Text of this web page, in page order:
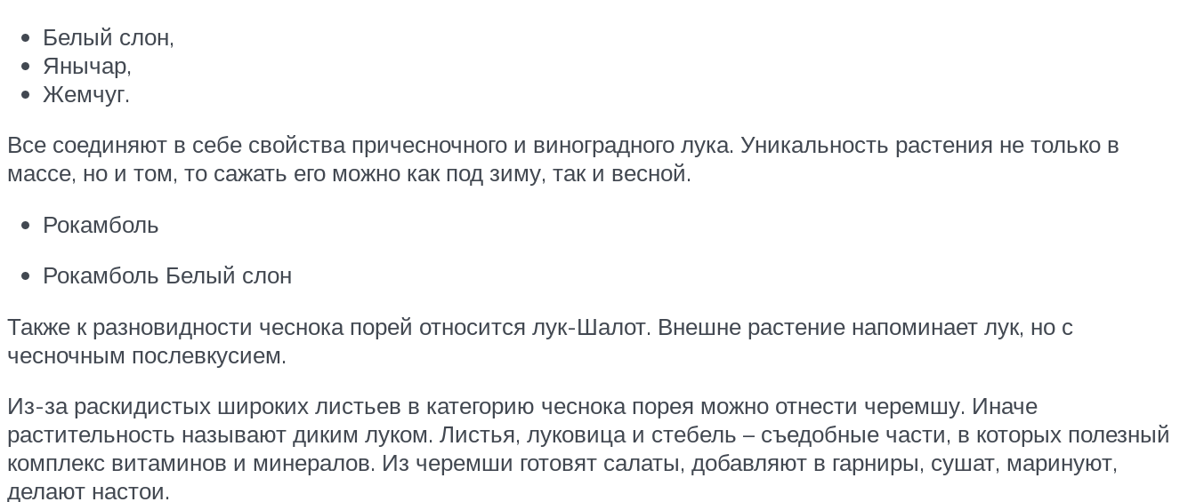
Белый слон,
Янычар,
Жемчуг.
Все соединяют в себе свойства причесночного и виноградного лука. Уникальность растения не только в
массе, но и том, то сажать его можно как под зиму, так и весной.
Рокамболь
Рокамболь Белый слон
Также к разновидности чеснока порей относится лук-Шалот. Внешне растение напоминает лук, но с
чесночным послевкусием.
Из-за раскидистых широких листьев в категорию чеснока порея можно отнести черемшу. Иначе
растительность называют диким луком. Листья, луковица и стебель – съедобные части, в которых полезный
комплекс витаминов и минералов. Из черемши готовят салаты, добавляют в гарниры, сушат, маринуют,
делают настои.